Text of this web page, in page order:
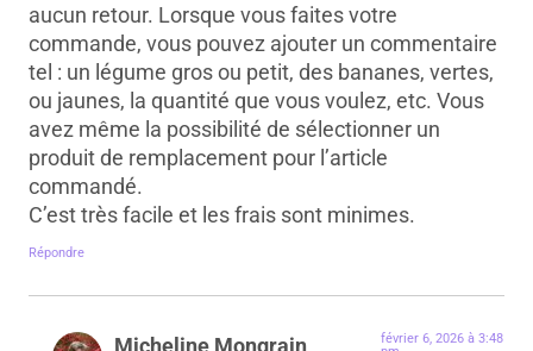
aucun retour. Lorsque vous faites votre
commande, vous pouvez ajouter un commentaire
tel : un légume gros ou petit, des bananes, vertes,
ou jaunes, la quantité que vous voulez, etc. Vous
avez même la possibilité de sélectionner un
produit de remplacement pour l’article
commandé.
C’est très facile et les frais sont minimes.
Répondre
février 6, 2026 à 3:48